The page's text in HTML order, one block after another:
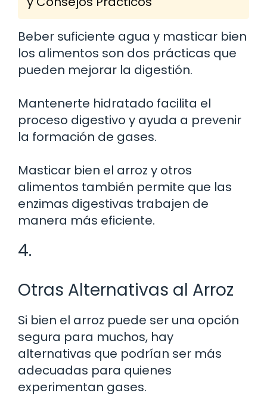
Beber suficiente agua y masticar bien
los alimentos son dos prácticas que
pueden mejorar la digestión.
Mantenerte hidratado facilita el
proceso digestivo y ayuda a prevenir
la formación de gases.
Masticar bien el arroz y otros
alimentos también permite que las
enzimas digestivas trabajen de
manera más eficiente.
4.
Otras Alternativas al Arroz
Si bien el arroz puede ser una opción
segura para muchos, hay
alternativas que podrían ser más
adecuadas para quienes
experimentan gases.